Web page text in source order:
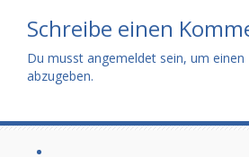
Schreibe einen
Du musst angemeldet sein, um
abzugeben.